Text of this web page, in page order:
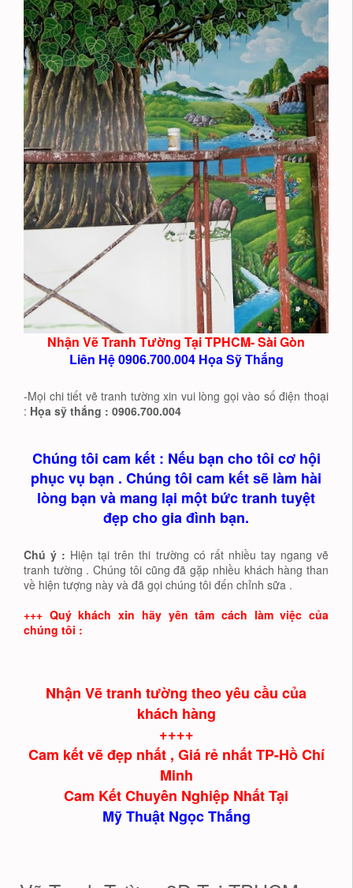
Nhận Vẽ Tranh Tường Tại TPHCM- Sài Gòn
Liên Hệ 0906.700.004 Họa Sỹ Thắng
-Mọi chi tiết vẽ tranh tường xin vui lòng gọi vào số điện thoại
: Họa sỹ thắng : 0906.700.004
Chúng tôi cam kết : Nếu bạn cho tôi cơ hội
phục vụ bạn . Chúng tôi cam kết sẽ làm hài
lòng bạn và mang lại một bức tranh tuyệt
đẹp cho gia đình bạn.
Chú ý : Hiện tại trên thi trường có rất nhiều tay ngang vẽ
tranh tường . Chúng tôi cũng đã gặp nhiều khách hàng than
về hiện tượng này và đã gọi chúng tôi đến chỉnh sữa .
+++ Quý khách xin hãy yên tâm cách làm việc của
chúng tôi :
Nhận Vẽ tranh tường theo yêu cầu của
khách hàng
++++
Cam kết vẽ đẹp nhất , Giá rẻ nhất TP-Hồ Chí
Minh
Cam Kết Chuyên Nghiệp Nhất Tại
Mỹ Thuật Ngọc Thắng